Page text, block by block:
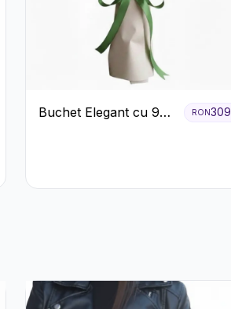
Buchet Elegant cu 9
RON309